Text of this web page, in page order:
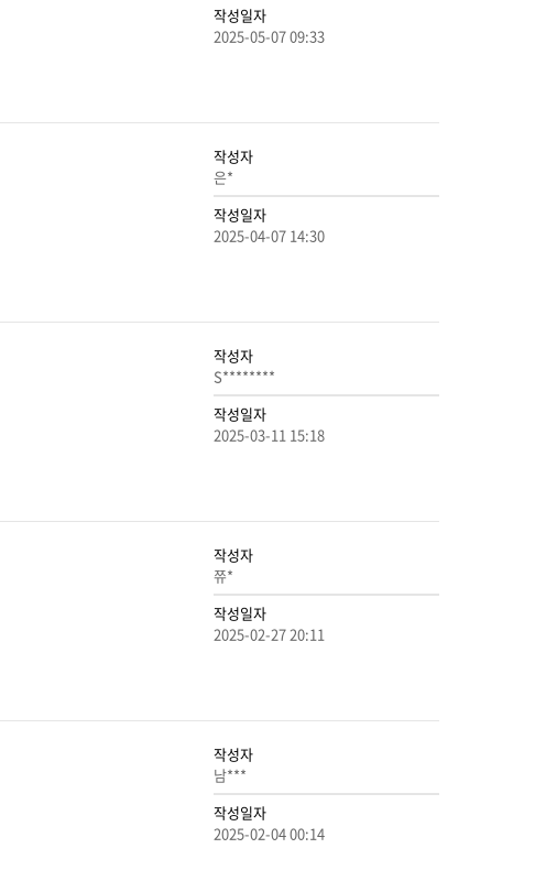
작성일자
2025-05-07 09:33
작성자
은*
작성일자
2025-04-07 14:30
작성자
S********
작성일자
2025-03-11 15:18
작성자
쮸*
작성일자
2025-02-27 20:11
작성자
남***
작성일자
2025-02-04 00:14